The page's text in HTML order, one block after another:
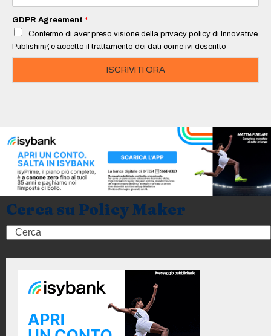
a
i
*
GDPR Agreement *
Confermo di aver preso visione della privacy policy di Innovative
Publishing e accetto il trattamento dei dati come ivi descritto
ISCRIVITI ORA
Cerca su Policy Maker
Search